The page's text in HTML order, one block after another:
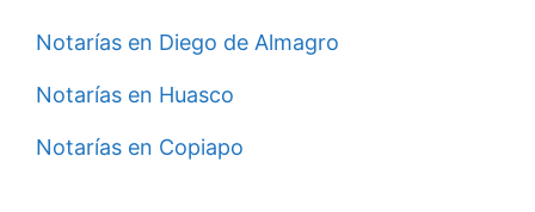
Notarías en Diego de Almagro
Notarías en Huasco
Notarías en Copiapo